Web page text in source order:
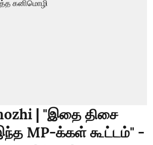
| "இதை திசை
MP-க்கள் கூட்டம்" -